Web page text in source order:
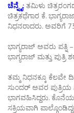
ಚೆನ್ನೈ: ತಮಿಳು
ಚಿತ್ರಕಥೆಗಾರ ಕೆ.
ನಿಧನರಾದರು. ಅವರಿಗೆ
ಭಾಗ್ಯರಾಜ್ ಅವರು ಪತ್ನಿ
ಭಾಗ್ಯರಾಜ್ ಮತ್ತು ಪುತ್ರಿ
ತಮ್ಮ ನಿಧನಕ್ಕೂ ಕೆಲವೇ
ಸುಂದರ್ ಅವರ
ಭಾಗವಹಿಸಿದ್ದರು.
ಸಕ್ರಿಯವಾಗಿ